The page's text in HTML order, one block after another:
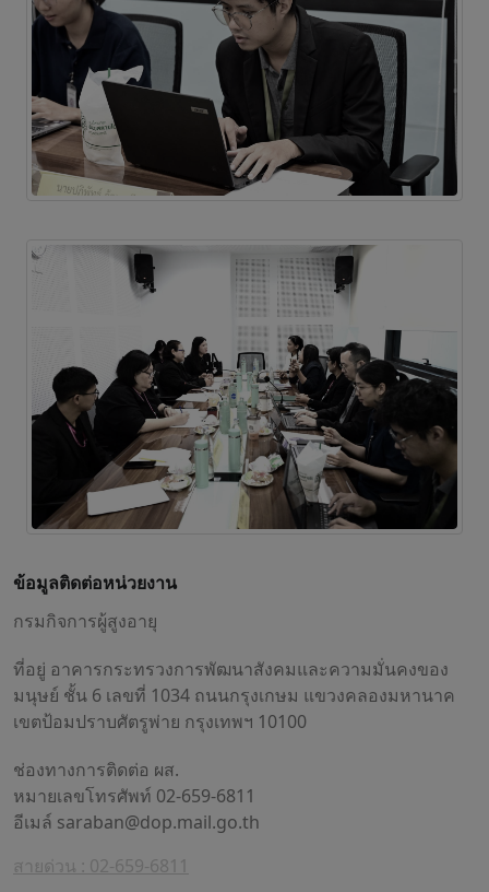
ข้อมูลติดต่อหน่วยงาน
กรมกิจการผู้สูงอายุ
ที่อยู่ อาคารกระทรวงการพัฒนาสังคมและความมั่นคงของ
มนุษย์ ชั้น 6 เลขที่ 1034 ถนนกรุงเกษม แขวงคลองมหานาค
เขตป้อมปราบศัตรูพ่าย กรุงเทพฯ 10100
ช่องทางการติดต่อ ผส.
หมายเลขโทรศัพท์ 02-659-6811
อีเมล์ saraban@dop.mail.go.th
สายด่วน : 02-659-6811